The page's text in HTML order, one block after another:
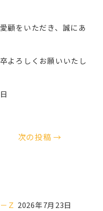
顧をいただき、誠にあ
よろしくお願いいたし
次の投稿→
Ｚ 2026年7月23日